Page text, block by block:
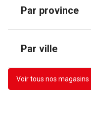
Par province
Par ville
Voir tous nos magasins